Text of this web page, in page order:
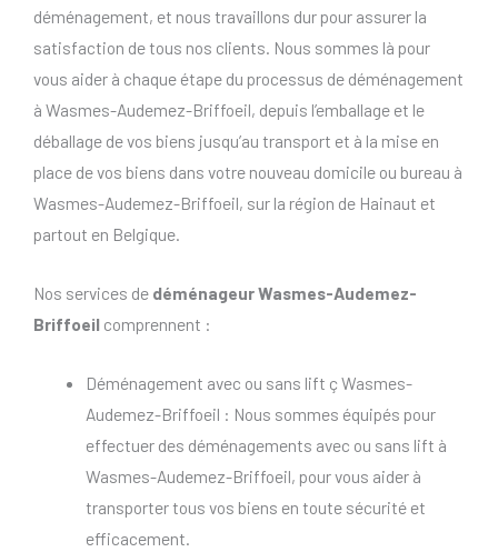
déménagement, et nous travaillons dur pour assurer la
satisfaction de tous nos clients. Nous sommes là pour
vous aider à chaque étape du processus de déménagement
à Wasmes-Audemez-Briffoeil, depuis l’emballage et le
déballage de vos biens jusqu’au transport et à la mise en
place de vos biens dans votre nouveau domicile ou bureau à
Wasmes-Audemez-Briffoeil, sur la région de Hainaut et
partout en Belgique.
Nos services de déménageur Wasmes-Audemez-
Briffoeil comprennent :
Déménagement avec ou sans lift ç Wasmes-
Audemez-Briffoeil : Nous sommes équipés pour
effectuer des déménagements avec ou sans lift à
Wasmes-Audemez-Briffoeil, pour vous aider à
transporter tous vos biens en toute sécurité et
efficacement.